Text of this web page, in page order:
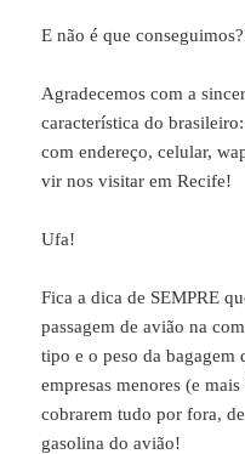
E não é que
Agradecemos com a
característica do
com endereço, celular,
vir nos visitar em Recife!
Ufa!
Fica a dica de SEMPRE
passagem de avião na
tipo e o peso da bagagem
empresas menores (e
cobrarem tudo por fora,
gasolina do avião!